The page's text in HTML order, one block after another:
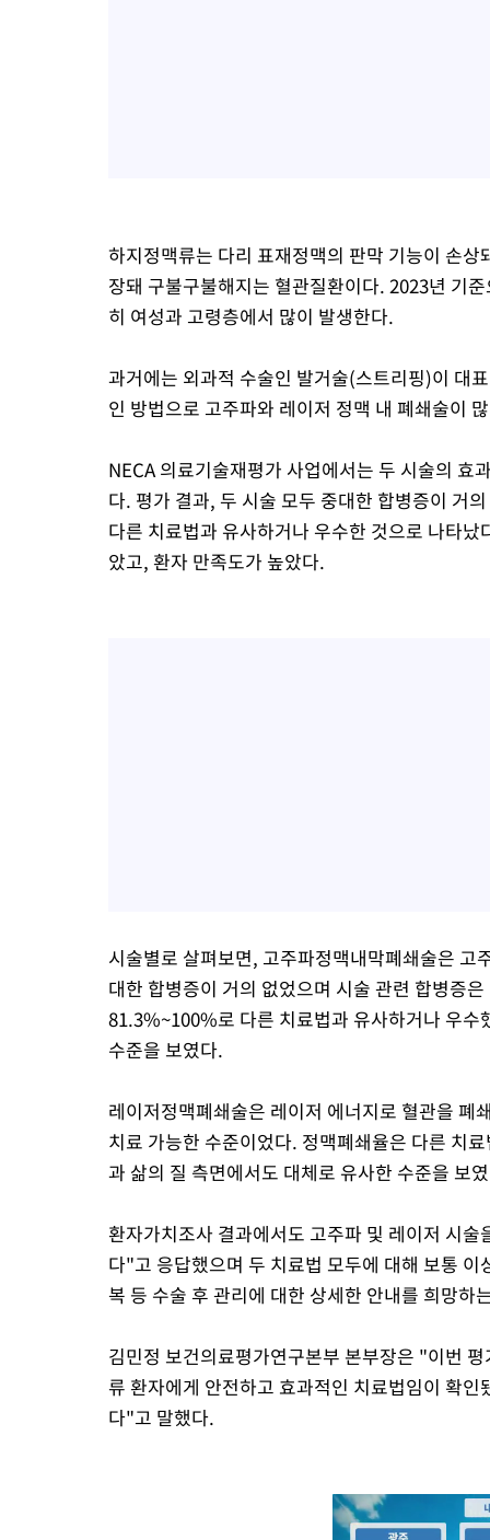
하지정맥류는 다리 표재정맥의 판막 기능이 손
장돼 구불구불해지는 혈관질환이다. 2023년 기
히 여성과 고령층에서 많이 발생한다.
과거에는 외과적 수술인 발거술(스트리핑)이 대
인 방법으로 고주파와 레이저 정맥 내 폐쇄술이
NECA 의료기술재평가 사업에서는 두 시술의 효
다. 평가 결과, 두 시술 모두 중대한 합병증이 거
다른 치료법과 유사하거나 우수한 것으로 나타
았고, 환자 만족도가 높았다.
시술별로 살펴보면, 고주파정맥내막폐쇄술은
대한 합병증이 거의 없었으며 시술 관련 합병증
81.3%~100%로 다른 치료법과 유사하거나 우
수준을 보였다.
레이저정맥폐쇄술은 레이저 에너지로 혈관을
치료 가능한 수준이었다. 정맥폐쇄율은 다른 치
과 삶의 질 측면에서도 대체로 유사한 수준을 보
환자가치조사 결과에서도 고주파 및 레이저 시
다"고 응답했으며 두 치료법 모두에 대해 보통
복 등 수술 후 관리에 대한 상세한 안내를 희망하
김민정 보건의료평가연구본부 본부장은 "이번
류 환자에게 안전하고 효과적인 치료법임이 확
다"고 말했다.